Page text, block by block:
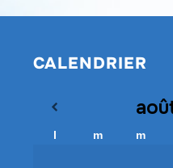
CALENDRIER
l m m